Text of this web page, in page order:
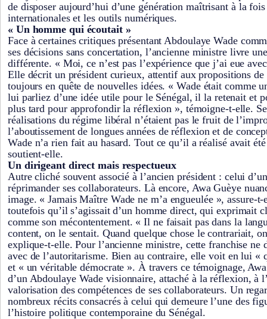
de disposer aujourd’hui d’une génération maîtrisant à la
internationales et les outils numériques.
« Un homme qui écoutait »
Face à certaines critiques présentant Abdoulaye Wade
ses décisions sans concertation, l’ancienne ministre livre
différente. « Moi, ce n’est pas l’expérience que j’ai eue
Elle décrit un président curieux, attentif aux propositions de
toujours en quête de nouvelles idées. « Wade était comme
lui parliez d’une idée utile pour le Sénégal, il la retenait et
plus tard pour approfondir la réflexion », témoigne-t-elle.
réalisations du régime libéral n’étaient pas le fruit de
l’aboutissement de longues années de réflexion et de
Wade n’a rien fait au hasard. Tout ce qu’il a réalisé avait
soutient-elle.
Un dirigeant direct mais respectueux
Autre cliché souvent associé à l’ancien président : celui
réprimander ses collaborateurs. Là encore, Awa Guèye
image. « Jamais Maître Wade ne m’a engueulée », assure-
toutefois qu’il s’agissait d’un homme direct, qui exprimait
comme son mécontentement. « Il ne faisait pas dans la
content, on le sentait. Quand quelque chose le contrariait,
explique-t-elle. Pour l’ancienne ministre, cette franchise ne
avec de l’autoritarisme. Bien au contraire, elle voit en lui «
et « un véritable démocrate ». À travers ce témoignage,
d’un Abdoulaye Wade visionnaire, attaché à la réflexion, à
valorisation des compétences de ses collaborateurs. Un
nombreux récits consacrés à celui qui demeure l’une des
l’histoire politique contemporaine du Sénégal.